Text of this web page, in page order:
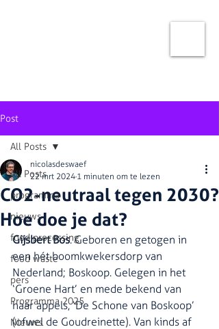
Post
All Posts
programma
nieuws
food processing
food waste
pers
Programma 2025
Nieuws
All Posts
CO2-neutraal tegen 2030?
Hoe doe je dat?
nicolasdeswaef
22 mrt 2024 1 minuten om te lezen
Gijsbert Bos. Geboren en getogen in
een hét boomkwekersdorp van
Nederland; Boskoop. Gelegen in het
‘Groene Hart’ en mede bekend van
haar appels, ‘De Schone van Boskoop’
(ofwel de Goudreinette). Van kinds af